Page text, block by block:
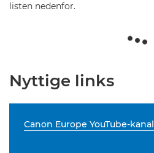
listen nedenfor.
Nyttige links
Canon Europe YouTube-kanal